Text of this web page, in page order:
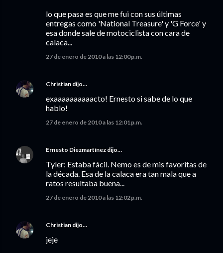
lo que pasa es que me fui con sus últimas
entregas como 'National Treasure' y 'G Force' y
esa donde sale de motociclista con cara de
calaca...
27 de enero de 2010 a las 12:00 p.m.
Christian dijo…
exaaaaaaaaaacto! Ernesto si sabe de lo que
hablo!
27 de enero de 2010 a las 12:01 p.m.
Ernesto Diezmartínez dijo…
Tyler: Estaba fácil. Nemo es de mis favoritas de
la década. Esa de la calaca era tan mala que a
ratos resultaba buena...
27 de enero de 2010 a las 12:02 p.m.
Christian dijo…
jeje